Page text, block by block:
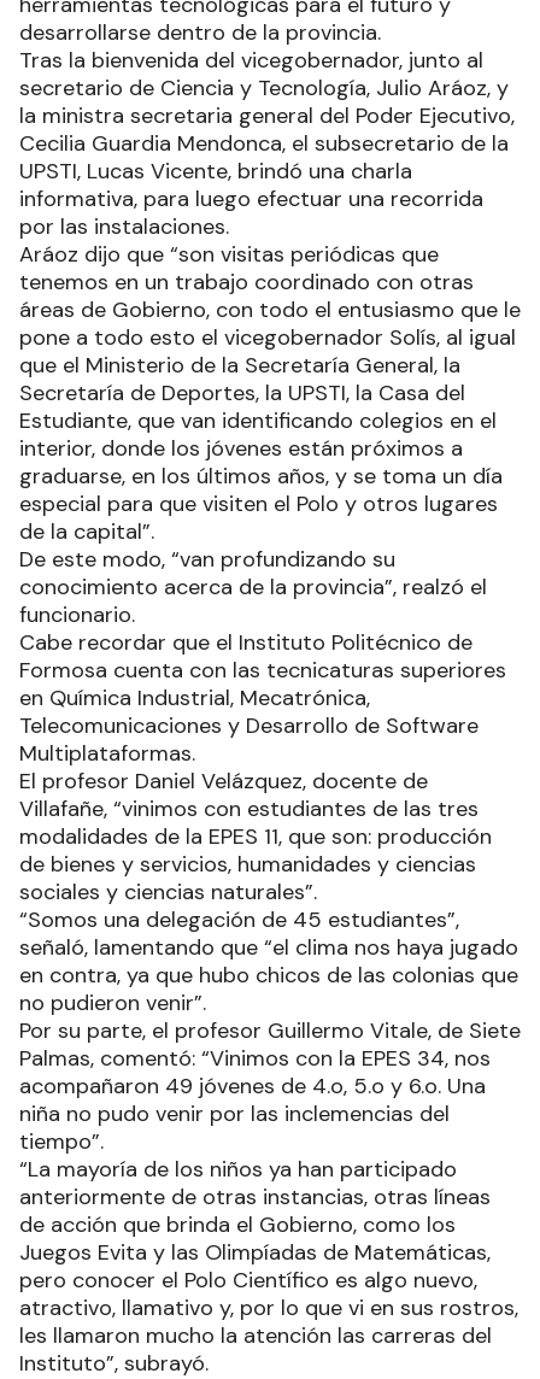
desarrollarse dentro de la provincia.
Tras la bienvenida del vicegobernador, junto al
secretario de Ciencia y Tecnología, Julio Aráoz, y
la ministra secretaria general del Poder Ejecutivo,
Cecilia Guardia Mendonca, el subsecretario de la
UPSTI, Lucas Vicente, brindó una charla
informativa, para luego efectuar una recorrida
por las instalaciones.
Aráoz dijo que “son visitas periódicas que
tenemos en un trabajo coordinado con otras
áreas de Gobierno, con todo el entusiasmo que le
pone a todo esto el vicegobernador Solís, al igual
que el Ministerio de la Secretaría General, la
Secretaría de Deportes, la UPSTI, la Casa del
Estudiante, que van identificando colegios en el
interior, donde los jóvenes están próximos a
graduarse, en los últimos años, y se toma un día
especial para que visiten el Polo y otros lugares
de la capital”.
De este modo, “van profundizando su
conocimiento acerca de la provincia”, realzó el
funcionario.
Cabe recordar que el Instituto Politécnico de
Formosa cuenta con las tecnicaturas superiores
en Química Industrial, Mecatrónica,
Telecomunicaciones y Desarrollo de Software
Multiplataformas.
El profesor Daniel Velázquez, docente de
Villafañe, “vinimos con estudiantes de las tres
modalidades de la EPES 11, que son: producción
de bienes y servicios, humanidades y ciencias
sociales y ciencias naturales”.
“Somos una delegación de 45 estudiantes”,
señaló, lamentando que “el clima nos haya jugado
en contra, ya que hubo chicos de las colonias que
no pudieron venir”.
Por su parte, el profesor Guillermo Vitale, de Siete
Palmas, comentó: “Vinimos con la EPES 34, nos
acompañaron 49 jóvenes de 4.o, 5.o y 6.o. Una
niña no pudo venir por las inclemencias del
tiempo”.
“La mayoría de los niños ya han participado
anteriormente de otras instancias, otras líneas
de acción que brinda el Gobierno, como los
Juegos Evita y las Olimpíadas de Matemáticas,
pero conocer el Polo Científico es algo nuevo,
atractivo, llamativo y, por lo que vi en sus rostros,
les llamaron mucho la atención las carreras del
Instituto”, subrayó.